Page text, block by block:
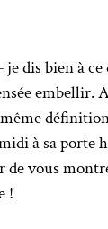
je dis bien à
embellir.
même
à sa porte
de vous
!